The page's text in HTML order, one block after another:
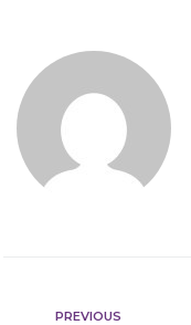
PREVIOUS